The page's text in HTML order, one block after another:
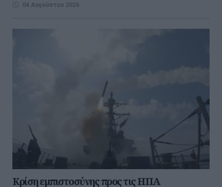
04 Αυγούστου 2026
Κρίση εμπιστοσύνης προς τις ΗΠΑ